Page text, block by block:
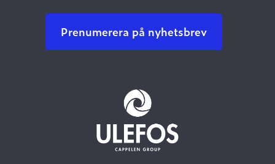
Prenumerera på nyhetsbrev